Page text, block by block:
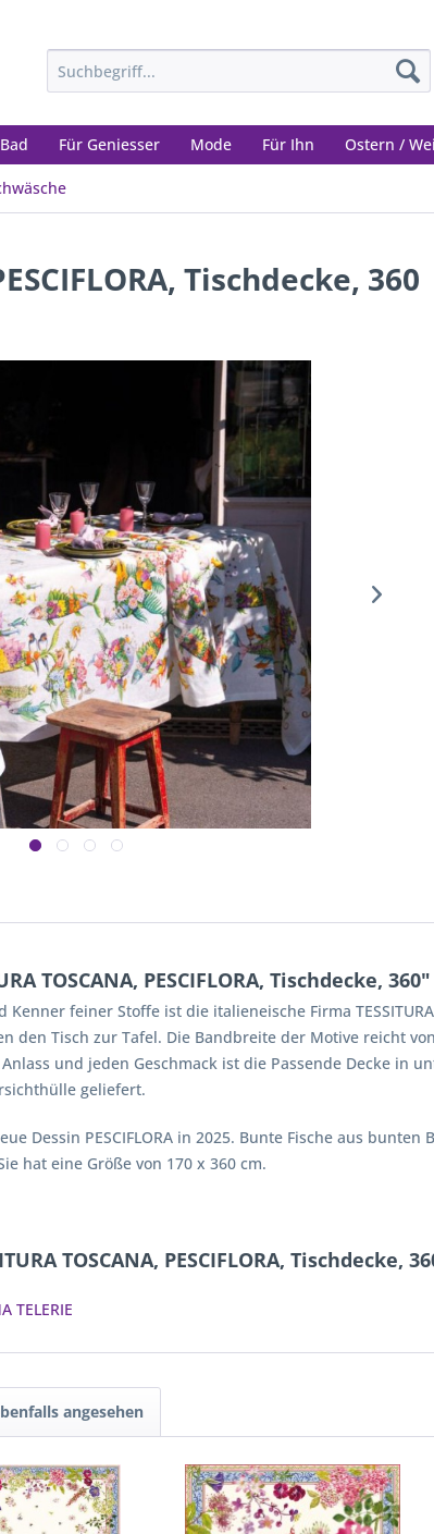
Für Geniesser Mode Für Ihn Ostern /
Tischdecke, 360
TOSCANA, PESCIFLORA, Tischdecke, 360"
feiner Stoffe ist die italieneische Firma
den Tisch zur Tafel. Die Bandbreite der Motive reicht
und jeden Geschmack ist die Passende Decke in
geliefert.
Dessin PESCIFLORA in 2025. Bunte Fische aus
hat eine Größe von 170 x 360 cm.
TOSCANA, PESCIFLORA, Tischdecke,
TELERIE
angesehen